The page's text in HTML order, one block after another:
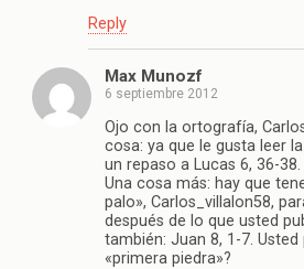
Reply
Max Munozf
6 septiembre 2012
Ojo con la ortografía,
cosa: ya que le gusta leer
un repaso a Lucas 6, 36-38.
Una cosa más: hay que
palo», Carlos_villalon58,
después de lo que usted
también: Juan 8, 1-7.
«primera piedra»?